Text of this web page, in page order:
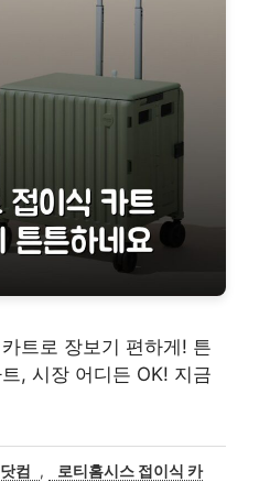
트로 장보기 편하게! 튼
, 시장 어디든 OK! 지금
컴 ,
로티홈시스 접이식 카